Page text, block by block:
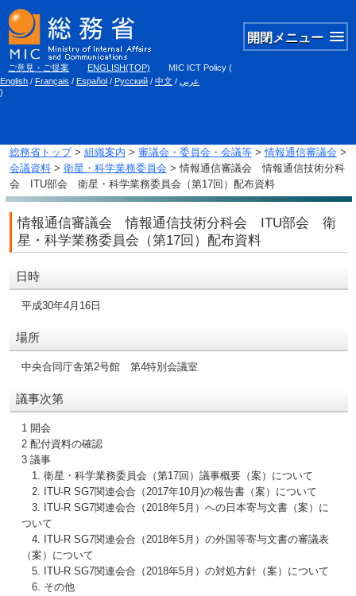
開閉メニュー
ご意見・ご提案 ENGLISH(TOP) MIC ICT Policy (
English / Français / Español / Русский / 中文 / عربي
)
総務省トップ> 組織案内 > 審議会・委員会・会議等>情報通信審議会 >
会議資料> 衛星・科学業務委員会 > 情報通信審議会 情報通信技術分科
会 ITU部会 衛星・科学業務委員会（第17回）配布資料
情報通信審議会 情報通信技術分科会 ITU部会 衛
星・科学業務委員会（第17回）配布資料
日時
平成30年4月16日
場所
中央合同庁舎第2号館 第4特別会議室
議事次第
1 開会
2 配付資料の確認
3 議事
1. 衛星・科学業務委員会（第17回）議事概要（案）について
2. ITU-R SG7関連会合（2017年10月)の報告書（案）について
3. ITU-R SG7関連会合（2018年5月）への日本寄与文書（案）に
ついて
4. ITU-R SG7関連会合（2018年5月）の外国等寄与文書の審議表
（案）について
5. ITU-R SG7関連会合（2018年5月）の対処方針（案）について
6. その他